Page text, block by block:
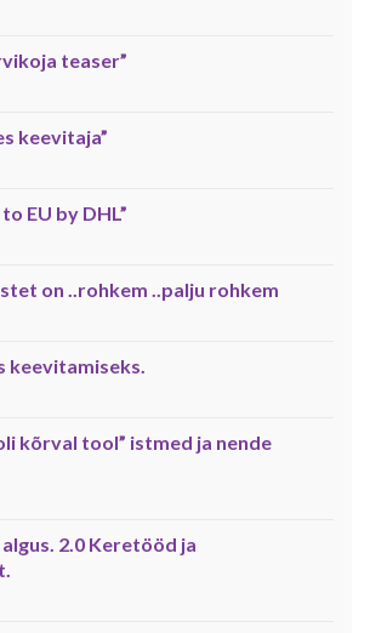
teaser”
keevitaja”
EU by DHL”
on ..rohkem ..palju rohkem
keevitamiseks.
kõrval tool” istmed ja nende
2.0 Keretööd ja